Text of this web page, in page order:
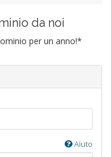
da noi
per un anno!*
Aiuto